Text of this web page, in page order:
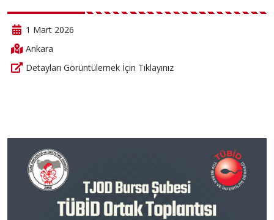
1 Mart 2026
Ankara
Detayları Görüntülemek İçin Tıklayınız